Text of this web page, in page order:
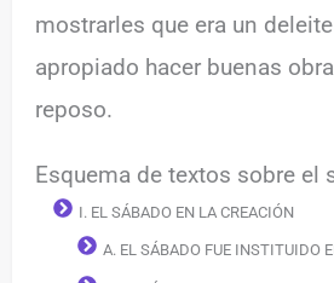
mostrarles que era un
apropiado hacer buenas
reposo.
Esquema de textos sobre el
I. EL SÁBADO EN LA CREACIÓN
A. EL SÁBADO FUE INSTITUIDO